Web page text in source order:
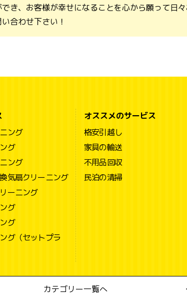
き、お客様が幸せになることを心から願って日
合わせ下さい！
ング
グ
ング
気扇クリーニング
ーニング
グ
グ
グ（セットプラ
オススメのサービス
格安引越し
家具の輸送
不用品回収
民泊の清掃
カテゴリー一覧へ